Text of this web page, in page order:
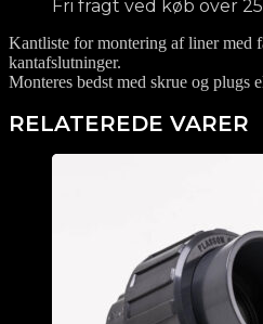
Fri fragt ved køb over
Kantliste for montering af liner med
kantafslutninger.
Monteres bedst med skrue og plugs
RELATEREDE VARER